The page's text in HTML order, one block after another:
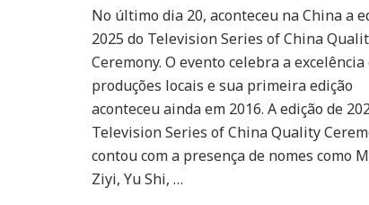
Ziyi,
Yu
Shi
Liu
Yifei
esbanjam
beleza
No último dia 20, aconteceu na China a
2025 do Television Series of China
Ceremony. O evento celebra a excelência
produções locais e sua primeira edição
aconteceu ainda em 2016. A edição de
Television Series of China Quality
contou com a presença de nomes como
Ziyi, Yu Shi, …